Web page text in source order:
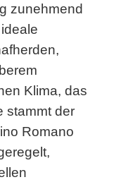
zunehmend
Klima, das
stammt der
Romano